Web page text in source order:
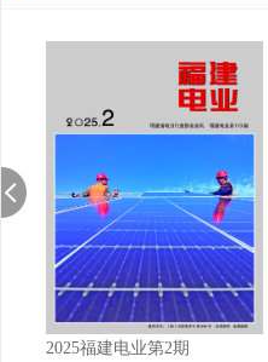
2025福建电业第2期